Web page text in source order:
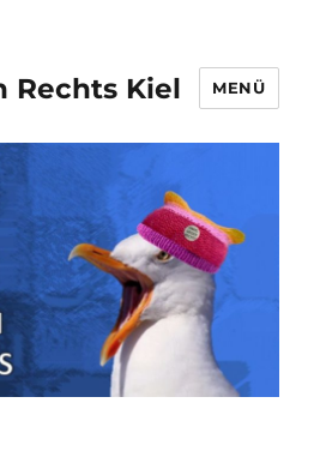
Rechts Kiel MENÜ